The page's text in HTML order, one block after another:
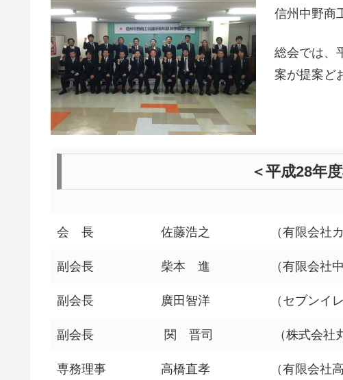
信州中野商
総会では、
案が提案ど
＜平成28年
会 長 佐藤浩之 （有限会社
副会長 柴本 進 （有限会社
副会長 廣田智洋 （セブンイ
副会長 関 晋司 （株式会社
専務理事 高橋直孝 （有限会社